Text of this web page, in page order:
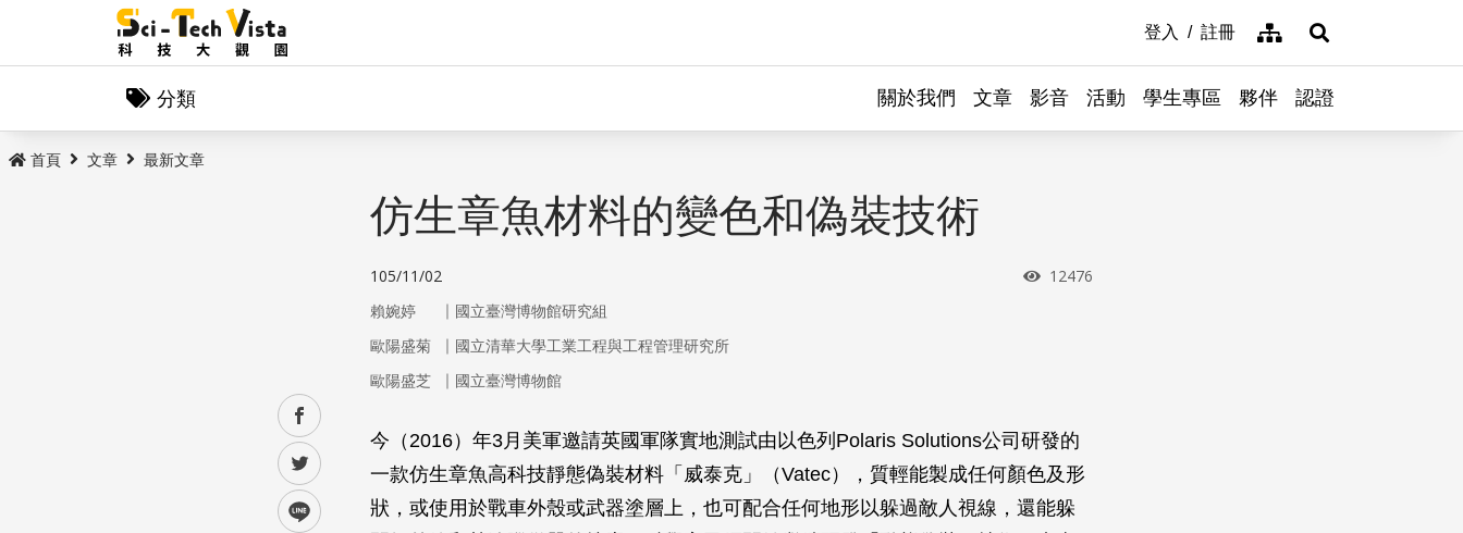
登入 註冊 網站導覽展開搜尋
分類 關於我們 文章 影音 活動 學生專區 夥伴 認證
首頁 文章 最新文章
facebook
twitter
line
仿生章魚材料的變色和偽裝技術
105/11/02 瀏覽次數
12476
賴婉婷 ｜ 國立臺灣博物館研究組
歐陽盛菊
｜ 國立清華大學工業工程與工程管理研究所
歐陽盛芝
｜ 國立臺灣博物館
今（2016）年3月美軍邀請英國軍隊實地測試由以色列Polaris Solutions公司研發的
一款仿生章魚高科技靜態偽裝材料「威泰克」（Vatec），質輕能製成任何顏色及形
狀，或使用於戰車外殼或武器塗層上，也可配合任何地形以躲過敵人視線，還能躲